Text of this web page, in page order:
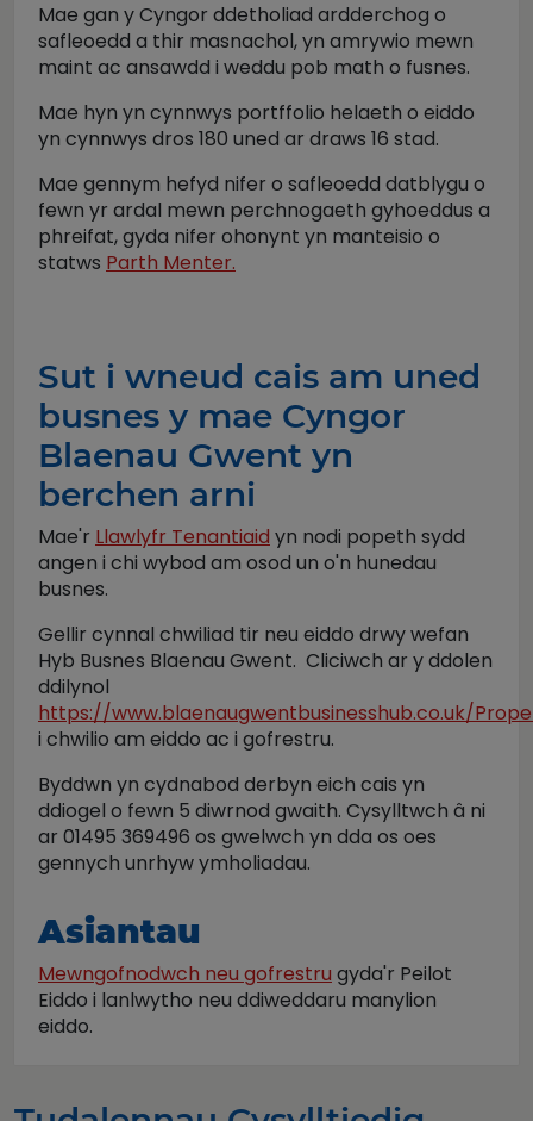
Mae gan y Cyngor ddetholiad ardderchog o
safleoedd a thir masnachol, yn amrywio mewn
maint ac ansawdd i weddu pob math o fusnes.
Mae hyn yn cynnwys portffolio helaeth o eiddo
yn cynnwys dros 180 uned ar draws 16 stad.
Mae gennym hefyd nifer o safleoedd datblygu o
fewn yr ardal mewn perchnogaeth gyhoeddus a
phreifat, gyda nifer ohonynt yn manteisio o
statws Parth Menter.
Sut i wneud cais am uned
busnes y mae Cyngor
Blaenau Gwent yn
berchen arni
Mae'r Llawlyfr Tenantiaid yn nodi popeth sydd
angen i chi wybod am osod un o'n hunedau
busnes.
Gellir cynnal chwiliad tir neu eiddo drwy wefan
Hyb Busnes Blaenau Gwent. Cliciwch ar y ddolen
ddilynol
https://www.blaenaugwentbusinesshub.co.uk/
i chwilio am eiddo ac i gofrestru.
Byddwn yn cydnabod derbyn eich cais yn
ddiogel o fewn 5 diwrnod gwaith. Cysylltwch â ni
ar 01495 369496 os gwelwch yn dda os oes
gennych unrhyw ymholiadau.
Asiantau
Mewngofnodwch neu gofrestru gyda'r Peilot
Eiddo i lanlwytho neu ddiweddaru manylion
eiddo.